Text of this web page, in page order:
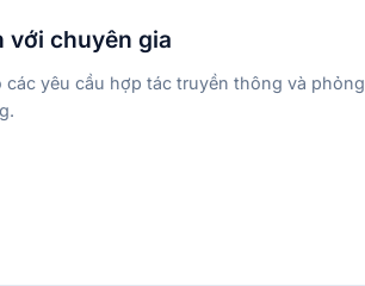
với chuyên gia
các yêu cầu hợp tác truyền thông và phỏng